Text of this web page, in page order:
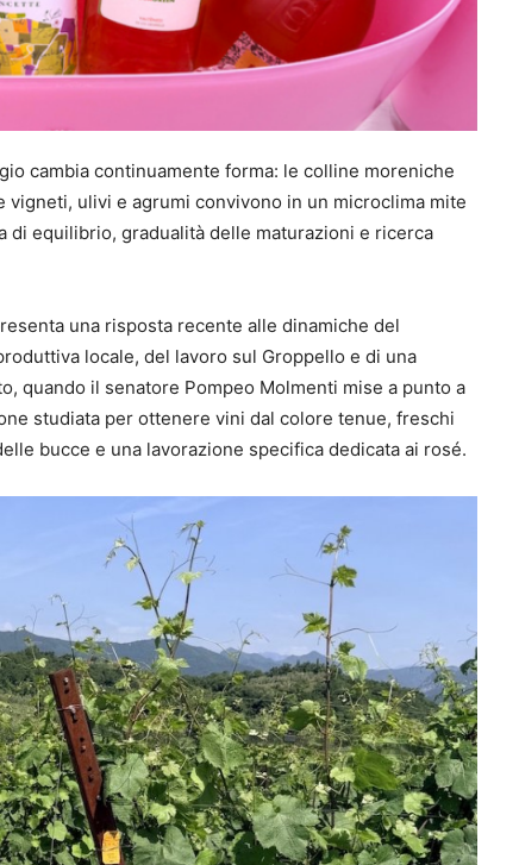
cambia continuamente forma: le colline moreniche
vigneti, ulivi e agrumi convivono in un microclima mite
di equilibrio, gradualità delle maturazioni e ricerca
una risposta recente alle dinamiche del
locale, del lavoro sul Groppello e di una
quando il senatore Pompeo Molmenti mise a punto a
studiata per ottenere vini dal colore tenue, freschi
bucce e una lavorazione specifica dedicata ai rosé.